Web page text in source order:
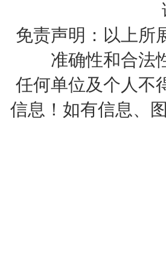
免责声明：以上所
准确性和合法
任何单位及个人不
信息！如有信息、